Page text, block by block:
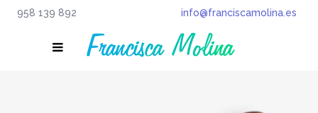
958 139 892 info@franciscamolina.es